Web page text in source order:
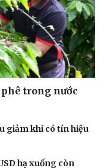
phê trong nước
giảm khi có tín hiệu
hạ xuống còn